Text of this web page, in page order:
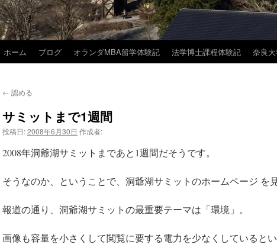
キ
ホーム ブログ オランダMBA留学体験記 法学博士課程体験記 奈良
← 認める
サミットまで1週間
投稿日:2008年6月30日 作成者:
2008年洞爺湖サミットまであと1週間だそうです。
そうなのか、ということで、洞爺湖サミットのホームページ を
報道の通り、洞爺湖サミットの最重要テーマは「環境」。
画像も容量を小さくして閲覧に要する電力を少なくしているとい